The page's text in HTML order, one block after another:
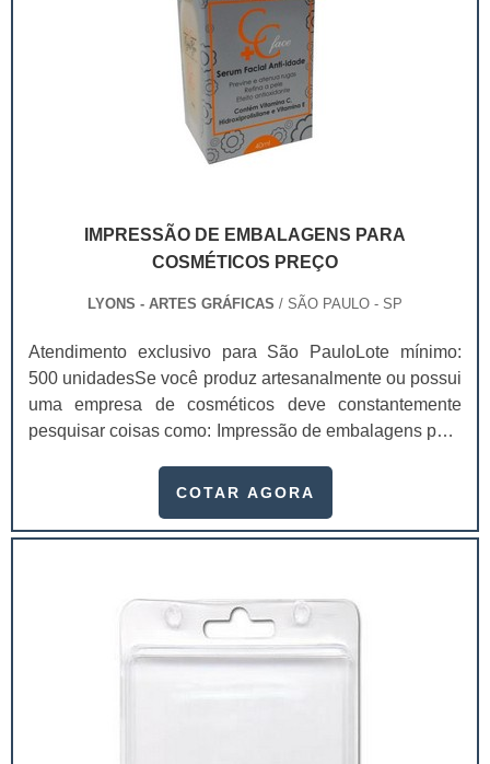
IMPRESSÃO DE EMBALAGENS PARA
COSMÉTICOS PREÇO
LYONS - ARTES GRÁFICAS / SÃO PAULO - SP
Atendimento exclusivo para São PauloLote mínimo:
500 unidadesSe você produz artesanalmente ou possui
uma empresa de cosméticos deve constantemente
pesquisar coisas como: Impressão de embalagens para
um investimento necessário para quem está no
extremamente competitivo, assim, as embalagens
COTAR AGORA